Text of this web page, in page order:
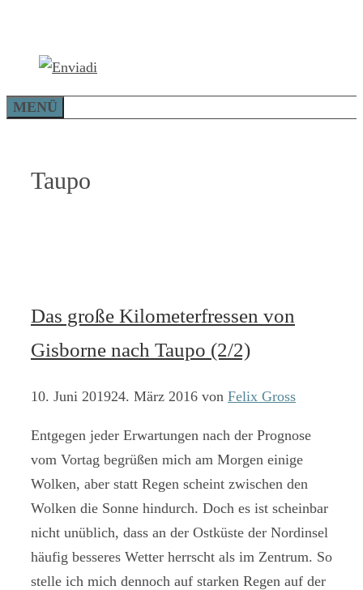
springen
MENÜ
Taupo
Das große Kilometerfressen von
Gisborne nach Taupo (2/2)
10. Juni 201924. März 2016 von Felix Gross
Entgegen jeder Erwartungen nach der Prognose
vom Vortag begrüßen mich am Morgen einige
Wolken, aber statt Regen scheint zwischen den
Wolken die Sonne hindurch. Doch es ist scheinbar
nicht unüblich, dass an der Ostküste der Nordinsel
häufig besseres Wetter herrscht als im Zentrum. So
stelle ich mich dennoch auf starken Regen auf der